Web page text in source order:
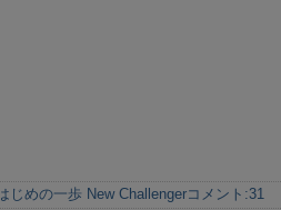
じめの一歩 New Challengerコメント:31